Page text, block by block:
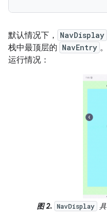
默认情况下， NavDisplay
栈中最顶层的 NavEntry
运行情况：
图 2. NavDisplay